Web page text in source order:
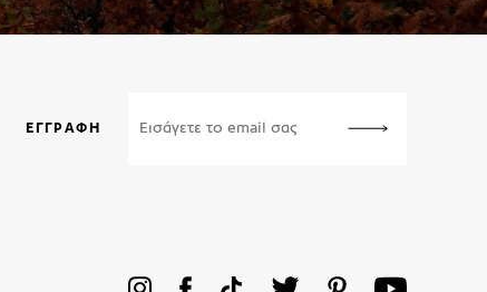
ΕΓΓΡΑΦΉ